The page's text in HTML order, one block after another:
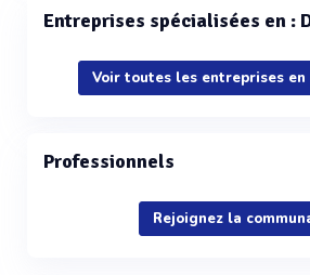
Entreprises spécialisées en :
Voir toutes les entreprises
Professionnels
Rejoignez la